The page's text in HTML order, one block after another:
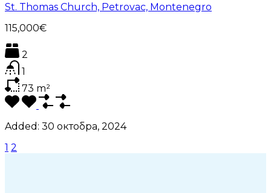
St. Thomas Church, Petrovac, Montenegro
115,000€
2
1
73 m²
Added: 30 октобра, 2024
1 2